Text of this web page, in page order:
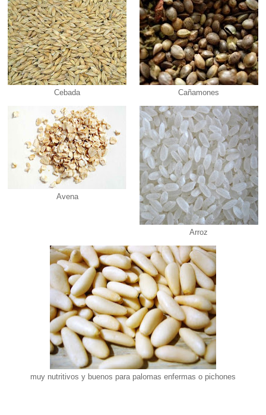
Cebada Cañamones
Avena
Arroz
muy nutritivos y buenos para palomas enfermas o pichones